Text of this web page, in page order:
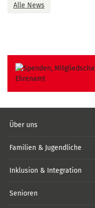
Alle News
Über uns
Familien & Jugendliche
Inklusion & Integration
Senioren